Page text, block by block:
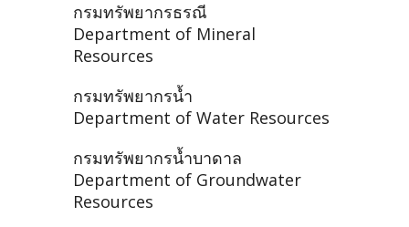
กรมทรัพยากรธรณี
Department of Mineral
Resources
กรมทรัพยากรน้ำ
Department of Water Resources
กรมทรัพยากรน้ำบาดาล
Department of Groundwater
Resources